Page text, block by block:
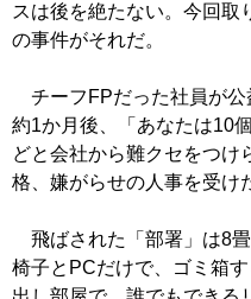
スは後を絶たない。今回取
の事件がそれだ。
チーフFPだった社員が公
約1か月後、「あなたは10
どと会社から難クセをつけ
格、嫌がらせの人事を受け
飛ばされた「部署」は8
椅子とPCだけで、ゴミ箱